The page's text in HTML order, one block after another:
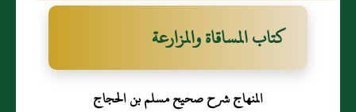
كتاب المساقاة والمزارعة
المنهاج شرح صحيح مسلم بن الحجاج